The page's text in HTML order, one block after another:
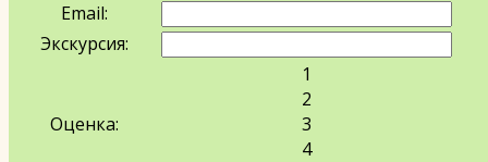
Email:
Экскурсия:
Оценка:
1
2
3
4